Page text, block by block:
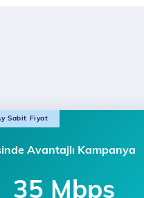
Sabit Fiyat
Avantajlı Kampanya
35 Mbps